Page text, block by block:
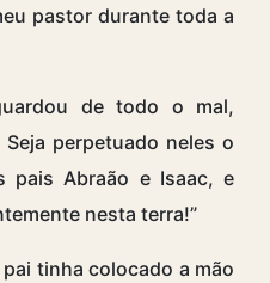
pastor durante toda a
de todo o mal,
perpetuado neles o
pais Abraão e Isaac, e
nesta terra!”
tinha colocado a mão